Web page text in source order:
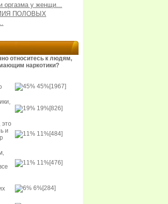
оргазма у женщи...
ПОЛОВЫХ
относитесь к людям,
наркотики?
45%[1967]
19%[826]
это
и
11%[484]
11%[476]
6%[284]